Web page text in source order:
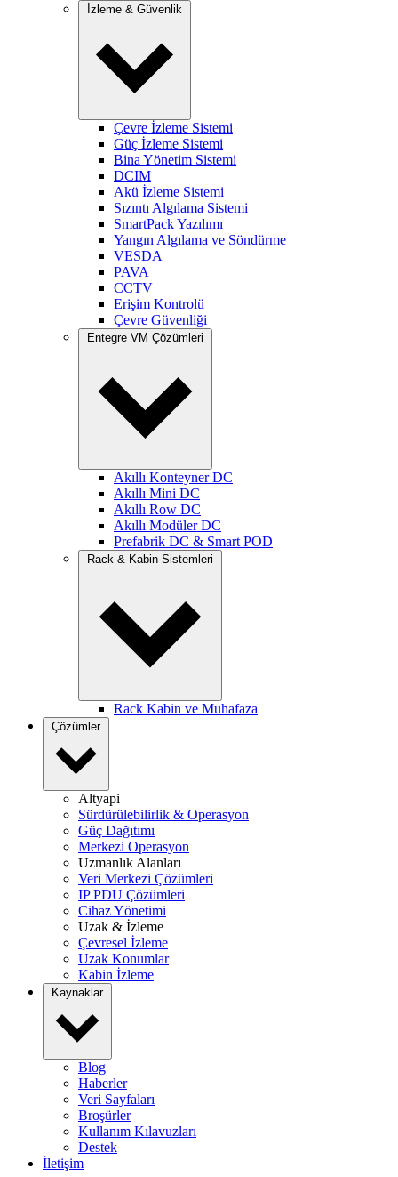
İzleme & Güvenlik
Çevre İzleme Sistemi
Güç İzleme Sistemi
Bina Yönetim Sistemi
DCIM
Akü İzleme Sistemi
Sızıntı Algılama Sistemi
SmartPack Yazılımı
Yangın Algılama ve Söndürme
VESDA
PAVA
CCTV
Erişim Kontrolü
Çevre Güvenliği
Entegre VM Çözümleri
Akıllı Konteyner DC
Akıllı Mini DC
Akıllı Row DC
Akıllı Modüler DC
Prefabrik DC & Smart POD
Rack & Kabin Sistemleri
Rack Kabin ve Muhafaza
Çözümler
Altyapi
Sürdürülebilirlik & Operasyon
Güç Dağıtımı
Merkezi Operasyon
Uzmanlık Alanları
Veri Merkezi Çözümleri
IP PDU Çözümleri
Cihaz Yönetimi
Uzak & İzleme
Çevresel İzleme
Uzak Konumlar
Kabin İzleme
Kaynaklar
Blog
Haberler
Veri Sayfaları
Broşürler
Kullanım Kılavuzları
Destek
İletişim